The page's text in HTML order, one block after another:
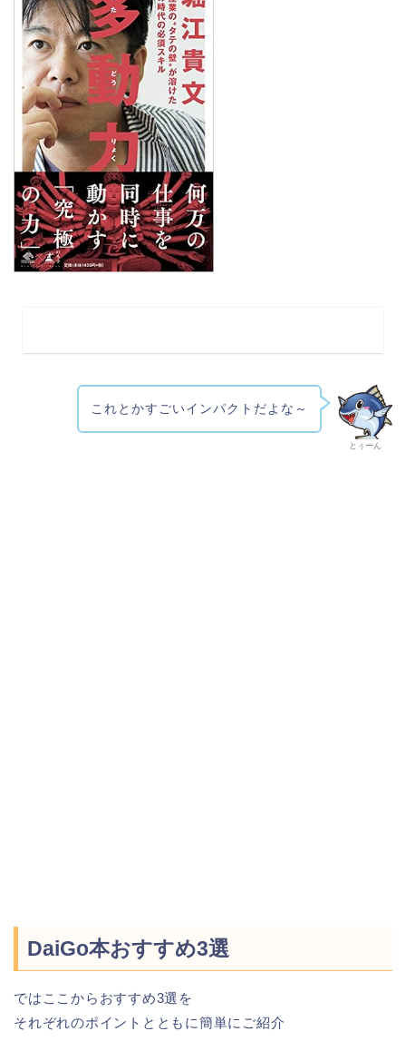
とぅーん
これとかすごいインパクトだよな～
DaiGo本おすすめ3選
ではここからおすすめ3選を
それぞれのポイントとともに簡単にご紹介